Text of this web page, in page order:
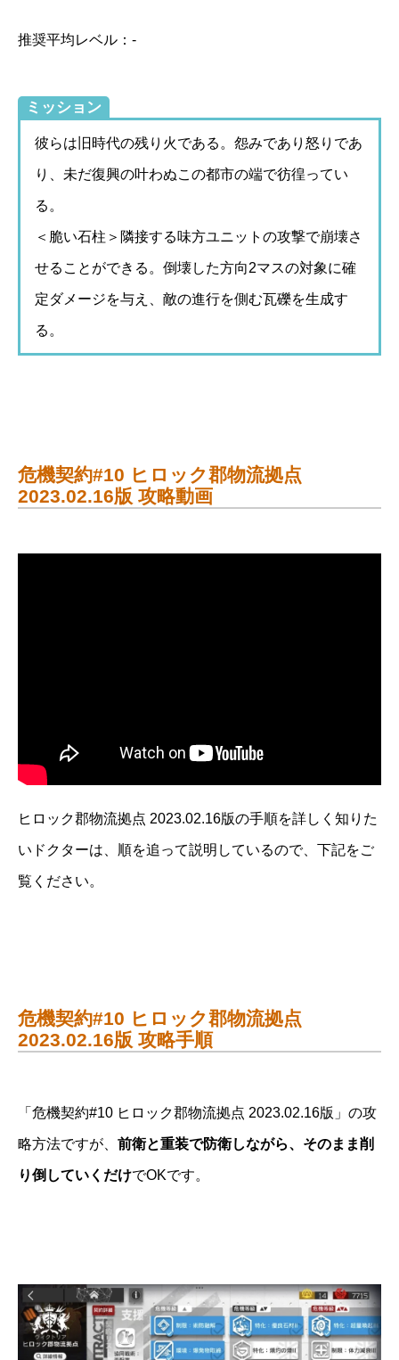
推奨平均レベル：-
ミッション
彼らは旧時代の残り火である。怨みであり怒りであ
り、未だ復興の叶わぬこの都市の端で彷徨ってい
る。
＜脆い石柱＞隣接する味方ユニットの攻撃で崩壊さ
せることができる。倒壊した方向2マスの対象に確
定ダメージを与え、敵の進行を側む瓦礫を生成す
る。
危機契約#10 ヒロック郡物流拠点
2023.02.16版 攻略動画
ヒロック郡物流拠点 2023.02.16版の手順を詳しく知りた
いドクターは、順を追って説明しているので、下記をご
覧ください。
危機契約#10 ヒロック郡物流拠点
2023.02.16版 攻略手順
「危機契約#10 ヒロック郡物流拠点 2023.02.16版」の攻
略方法ですが、 前衛と重装で防衛しながら、そのまま削
り倒していくだけでOKです。